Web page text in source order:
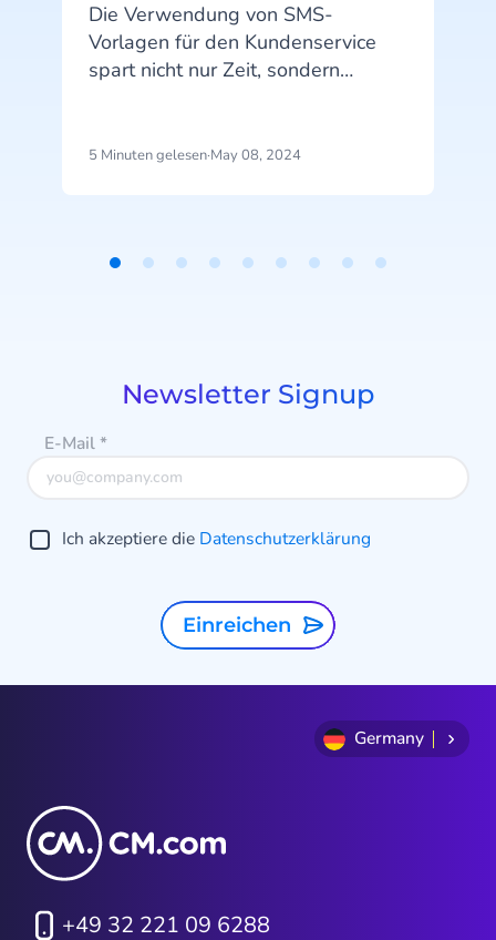
Die Verwendung von SMS-
Vorlagen für den Kundenservice
spart nicht nur Zeit, sondern
personalisierte, markengerechte
die Sie verwenden können, um
5 Minuten gelesen·May 08, 2024
Newsletter Signup
E-Mail*
Ich akzeptiere die Datenschutzerklärung
Einreichen
Germany
+49 32 221 09 6288